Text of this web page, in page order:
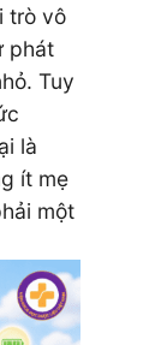
trò vô
phát
Tuy
là
ít mẹ
một